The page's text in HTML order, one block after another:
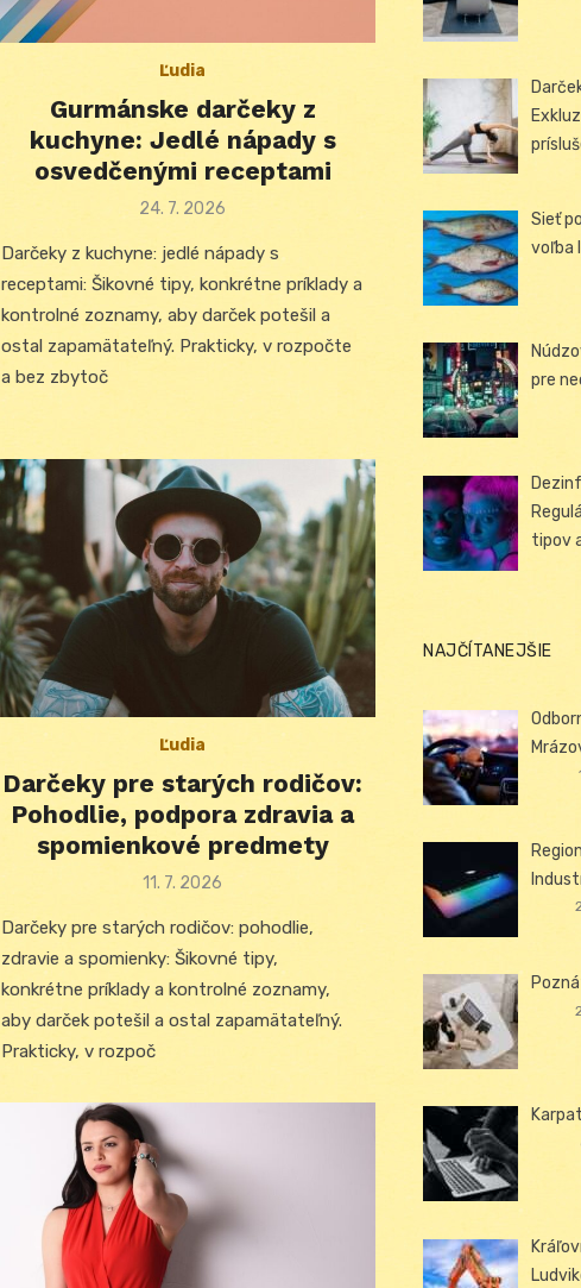
Ľudia
Gurmánske darčeky z
kuchyne: Jedlé nápady s
osvedčenými receptami
Posted
24. 7. 2026
Darčeky z kuchyne: jedlé nápady s
receptami: Šikovné tipy, konkrétne príklady a
kontrolné zoznamy, aby darček potešil a
ostal zapamätateľný. Prakticky, v rozpočte
a bez zbytoč
Ľudia
Darčeky pre starých rodičov:
Pohodlie, podpora zdravia a
spomienkové predmety
Posted
11. 7. 2026
Darčeky pre starých rodičov: pohodlie,
zdravie a spomienky: Šikovné tipy,
konkrétne príklady a kontrolné zoznamy,
aby darček potešil a ostal zapamätateľný.
Prakticky, v rozpoč
Sieť
voľba
pre
tipov
NAJČÍTANEJŠIE